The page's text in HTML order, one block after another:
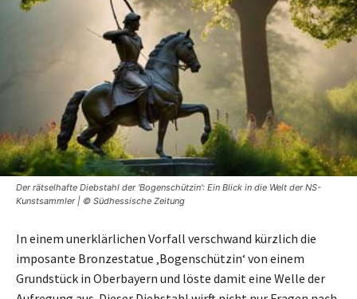
Der rätselhafte Diebstahl der 'Bogenschützin': Ein Blick in die Welt der NS-
Kunstsammler | © Südhessische Zeitung
In einem unerklärlichen Vorfall verschwand kürzlich die
imposante Bronzestatue ‚Bogenschützin‘ von einem
Grundstück in Oberbayern und löste damit eine Welle der